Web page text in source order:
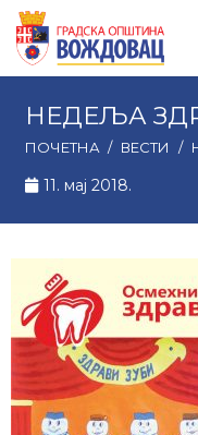
НЕДЕЉА
ПОЧЕТНА / ВЕСТИ /
11. мај 2018.